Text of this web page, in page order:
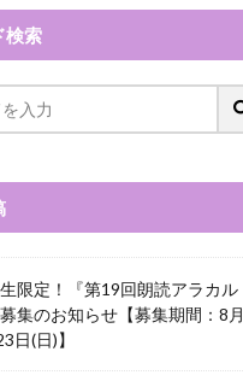
検索
限定！『第19回朗読アラカル
集のお知らせ【募集期間：8月
日(日)】